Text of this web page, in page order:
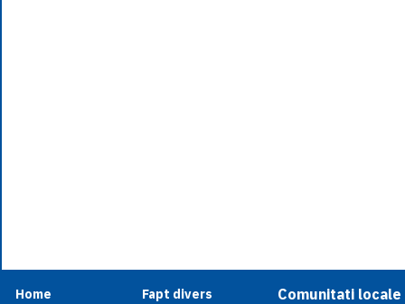
Home
Fapt divers
Comunitati locale